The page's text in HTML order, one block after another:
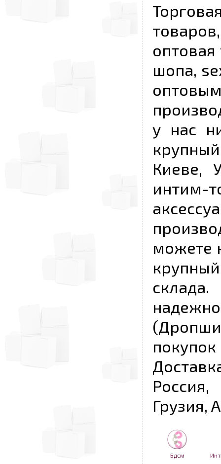
шопа,
у нас
Киеве,
можете
Грузия,
Бдсм